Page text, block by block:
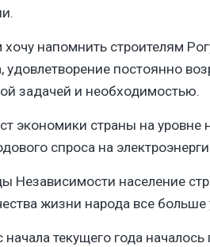
хочу напомнить строителям
удовлетворение постоянно
задачей и необходимостью.​
экономики страны на
спроса на
Независимости население
жизни народа все
начала текущего года